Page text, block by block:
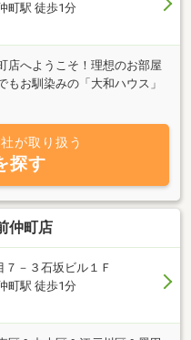
町駅 徒歩1分
へようこそ！理想のお部屋
お馴染みの「大和ハウス」
が取り扱う
探す
仲町店
－３石坂ビル１Ｆ
町駅 徒歩1分